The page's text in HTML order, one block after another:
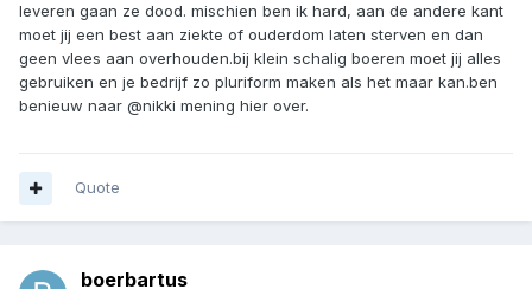
leveren gaan ze dood. mischien ben ik hard, aan de andere kant
moet jij een best aan ziekte of ouderdom laten sterven en dan
geen vlees aan overhouden.bij klein schalig boeren moet jij alles
gebruiken en je bedrijf zo pluriform maken als het maar kan.ben
benieuw naar @nikki mening hier over.
Quote
boerbartus